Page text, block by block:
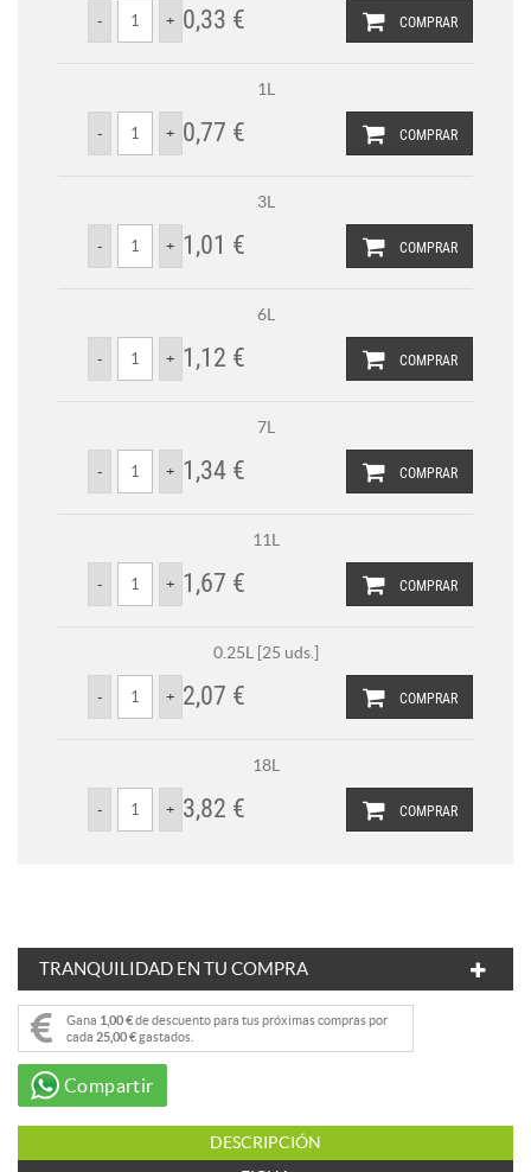
COMPRAR
0,33 €
1L
COMPRAR
0,77 €
3L
COMPRAR
1,01 €
6L
COMPRAR
1,12 €
7L
COMPRAR
1,34 €
11L
COMPRAR
1,67 €
0.25L [25 uds.]
COMPRAR
2,07 €
18L
COMPRAR
3,82 €
TRANQUILIDAD EN TU COMPRA
Gana 1,00 €de descuento para tus próximas compras por
cada 25,00 €gastados.
Compartir
DESCRIPCIÓN